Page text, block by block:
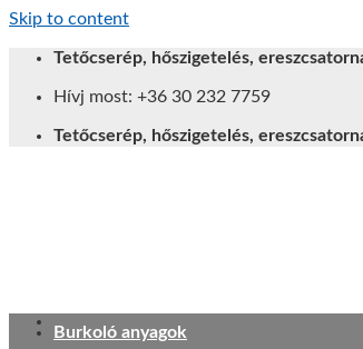
Skip to content
Tetőcserép, hőszigetelés,
Hívj most: +36 30 232 7759
Tetőcserép, hőszigetelés,
Burkoló anyagok